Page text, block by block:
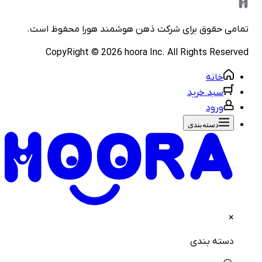
حقوق برای شرکتذهن هوشمند هورامحفوظ است.
CopyRight ©2026hoora Inc. All Rights
خانه
سبد خرید
ورود
دسته‌بندی‌
دسته بندی